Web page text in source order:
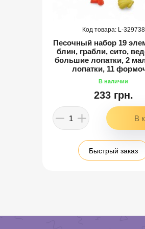
329738
Песочный набор 19
блин, грабли, сито,
большие лопатки, 2
лопатки, 11
233 грн.
Быстрый заказ